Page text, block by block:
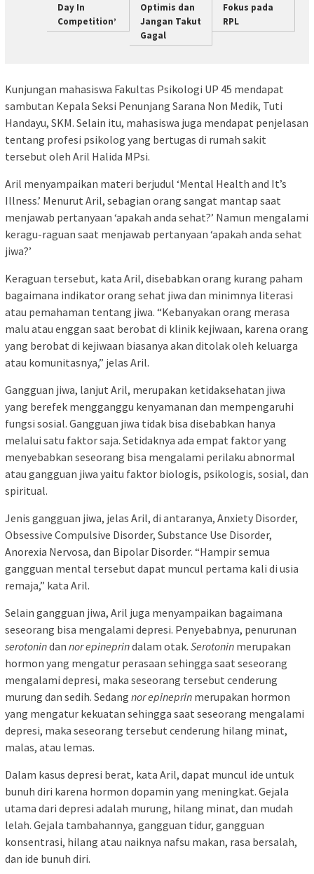
Day In
Competition’
Optimis dan
Jangan Takut
Gagal
Fokus pada
RPL
Kunjungan mahasiswa Fakultas Psikologi UP 45 mendapat
sambutan Kepala Seksi Penunjang Sarana Non Medik, Tuti
Handayu, SKM. Selain itu, mahasiswa juga mendapat penjelasan
tentang profesi psikolog yang bertugas di rumah sakit
tersebut oleh Aril Halida MPsi.
Aril menyampaikan materi berjudul ‘Mental Health and It’s
Illness.’ Menurut Aril, sebagian orang sangat mantap saat
menjawab pertanyaan ‘apakah anda sehat?’ Namun mengalami
keragu-raguan saat menjawab pertanyaan ‘apakah anda sehat
jiwa?’
Keraguan tersebut, kata Aril, disebabkan orang kurang paham
bagaimana indikator orang sehat jiwa dan minimnya literasi
atau pemahaman tentang jiwa. “Kebanyakan orang merasa
malu atau enggan saat berobat di klinik kejiwaan, karena orang
yang berobat di kejiwaan biasanya akan ditolak oleh keluarga
atau komunitasnya,” jelas Aril.
Gangguan jiwa, lanjut Aril, merupakan ketidaksehatan jiwa
yang berefek mengganggu kenyamanan dan mempengaruhi
fungsi sosial. Gangguan jiwa tidak bisa disebabkan hanya
melalui satu faktor saja. Setidaknya ada empat faktor yang
menyebabkan seseorang bisa mengalami perilaku abnormal
atau gangguan jiwa yaitu faktor biologis, psikologis, sosial, dan
spiritual.
Jenis gangguan jiwa, jelas Aril, di antaranya, Anxiety Disorder,
Obsessive Compulsive Disorder, Substance Use Disorder,
Anorexia Nervosa, dan Bipolar Disorder. “Hampir semua
gangguan mental tersebut dapat muncul pertama kali di usia
remaja,” kata Aril.
Selain gangguan jiwa, Aril juga menyampaikan bagaimana
seseorang bisa mengalami depresi. Penyebabnya, penurunan
serotonindan nor epineprindalam otak. Serotonin merupakan
hormon yang mengatur perasaan sehingga saat seseorang
mengalami depresi, maka seseorang tersebut cenderung
murung dan sedih. Sedang nor epineprin merupakan hormon
yang mengatur kekuatan sehingga saat seseorang mengalami
depresi, maka seseorang tersebut cenderung hilang minat,
malas, atau lemas.
Dalam kasus depresi berat, kata Aril, dapat muncul ide untuk
bunuh diri karena hormon dopamin yang meningkat. Gejala
utama dari depresi adalah murung, hilang minat, dan mudah
lelah. Gejala tambahannya, gangguan tidur, gangguan
konsentrasi, hilang atau naiknya nafsu makan, rasa bersalah,
dan ide bunuh diri.